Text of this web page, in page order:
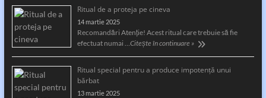
Ritual de a proteja pe cineva
14 martie 2025
Recomandări Atenție! Acest ritual care trebuie să fie
efectuat numai …Citește în continuare »
Ritual special pentru a produce impotență unui
bărbat
13 martie 2025